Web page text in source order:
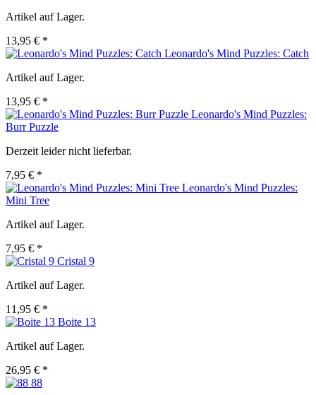
Artikel auf Lager.
13,95 € *
Leonardo's Mind Puzzles: Catch
Artikel auf Lager.
13,95 € *
Leonardo's Mind Puzzles:
Burr Puzzle
Derzeit leider nicht lieferbar.
7,95 € *
Leonardo's Mind Puzzles:
Mini Tree
Artikel auf Lager.
7,95 € *
Cristal 9
Artikel auf Lager.
11,95 € *
Boite 13
Artikel auf Lager.
26,95 € *
88